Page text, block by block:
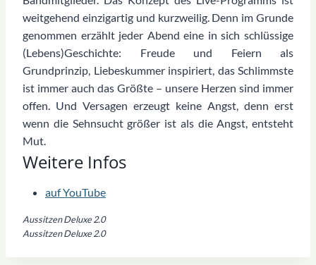
Aussitzen Deluxe 2.0
Aussitzen Deluxe 2.0
Weitere Infos
auf YouTube
weitgehend einzigartig und kurzweilig. Denn im Grunde
genommen erzählt jeder Abend eine in sich schlüssige
(Lebens)Geschichte: Freude und Feiern als
Grundprinzip, Liebeskummer inspiriert, das Schlimmste
ist immer auch das Größte – unsere Herzen sind immer
offen. Und Versagen erzeugt keine Angst, denn erst
wenn die Sehnsucht größer ist als die Angst, entsteht
Mut.